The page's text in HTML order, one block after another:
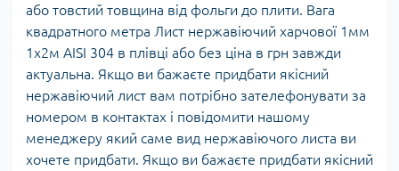
або товстий товщина від фольги до плити. Вага
квадратного метра Лист нержавіючий харчової 1мм
1х2м AISI 304 в плівці або без ціна в грн завжди
актуальна. Якщо ви бажаєте придбати якісний
нержавіючий лист вам потрібно зателефонувати за
номером в контактах і повідомити нашому
менеджеру який саме вид нержавіючого листа ви
хочете придбати. Якщо ви бажаєте придбати якісний